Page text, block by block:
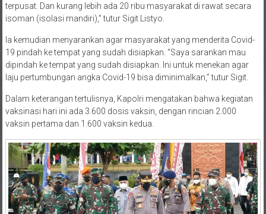
terpusat. Dan kurang lebih ada 20 ribu masyarakat di rawat secara
isoman (isolasi mandiri),” tutur Sigit Listyo.
Ia kemudian menyarankan agar masyarakat yang menderita Covid-
19 pindah ke tempat yang sudah disiapkan. “Saya sarankan mau
dipindah ke tempat yang sudah disiapkan. Ini untuk menekan agar
laju pertumbungan angka Covid-19 bisa diminimalkan,” tutur Sigit.
Dalam keterangan tertulisnya, Kapolri mengatakan bahwa kegiatan
vaksinasi hari ini ada 3.600 dosis vaksin, dengan rincian 2.000
vaksin pertama dan 1.600 vaksin kedua.